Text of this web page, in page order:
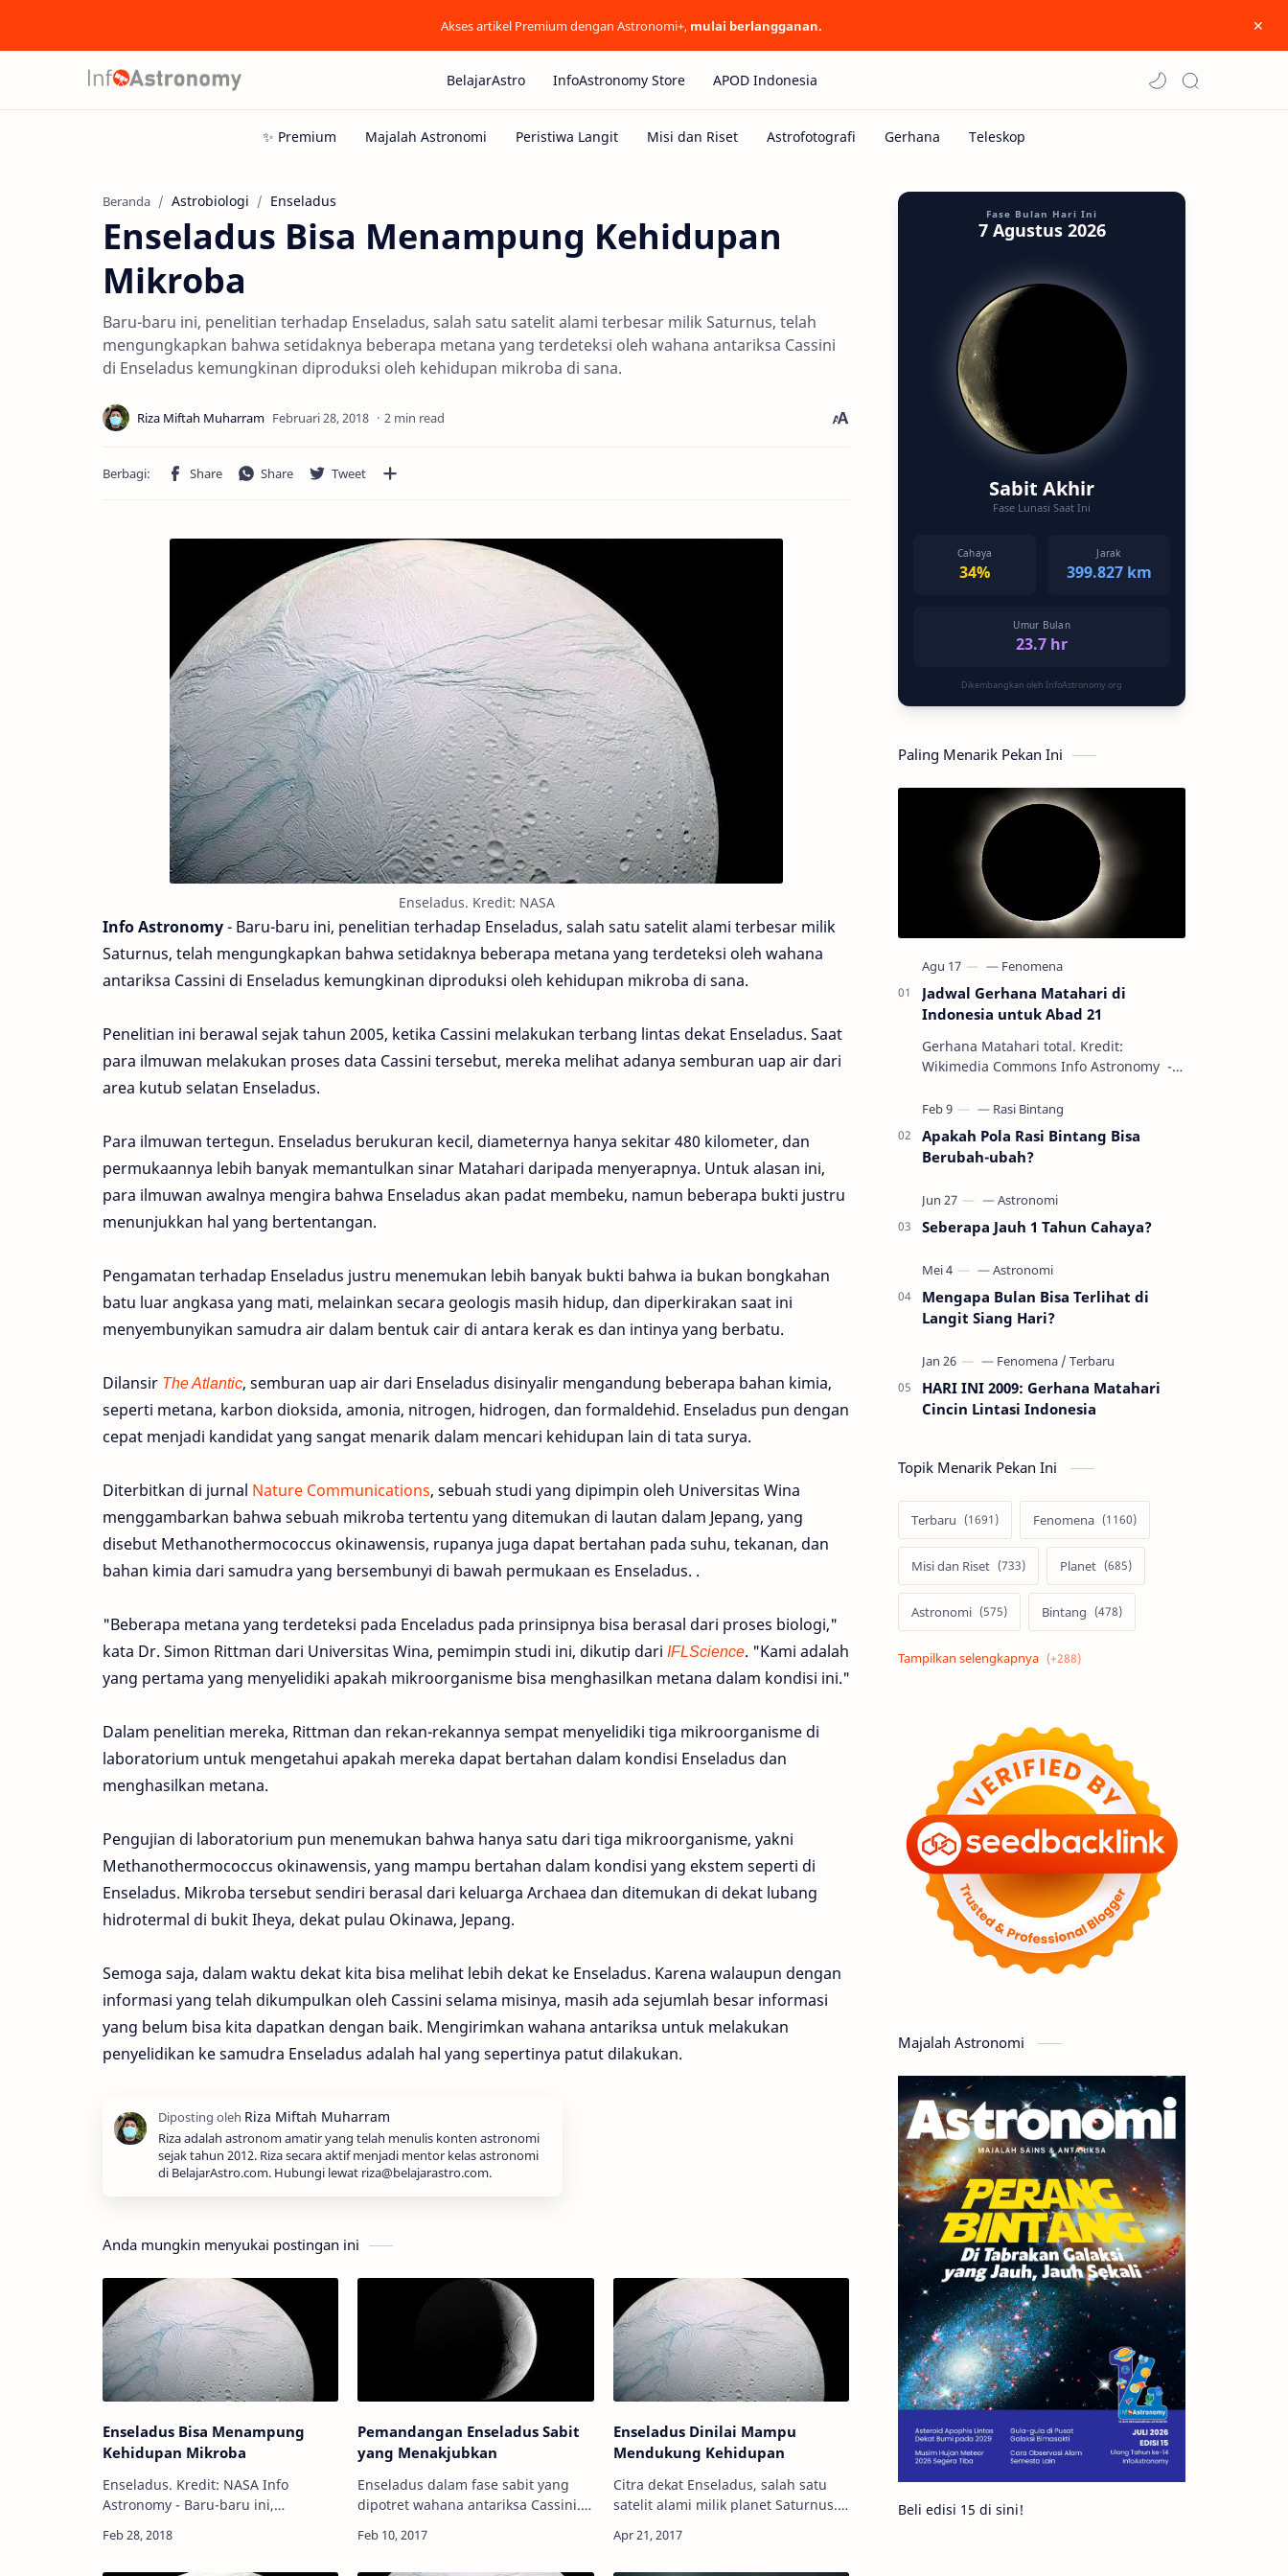
Akses artikel Premium dengan Astronomi+, mulai berlangganan.
BelajarAstro InfoAstronomy Store APOD Indonesia
Beranda Astrobiologi Enseladus
Enseladus Bisa Menampung Kehidupan
Mikroba
Baru-baru ini, penelitian terhadap Enseladus, salah satu satelit alami terbesar milik Saturnus, telah
mengungkapkan bahwa setidaknya beberapa metana yang terdeteksi oleh wahana antariksa Cassini
di Enseladus kemungkinan diproduksi oleh kehidupan mikroba di sana.
2 min read
Enseladus. Kredit: NASA
Info Astronomy- Baru-baru ini, penelitian terhadap Enseladus, salah satu satelit alami terbesar milik
Saturnus, telah mengungkapkan bahwa setidaknya beberapa metana yang terdeteksi oleh wahana
antariksa Cassini di Enseladus kemungkinan diproduksi oleh kehidupan mikroba di sana.
Penelitian ini berawal sejak tahun 2005, ketika Cassini melakukan terbang lintas dekat Enseladus. Saat
para ilmuwan melakukan proses data Cassini tersebut, mereka melihat adanya semburan uap air dari
area kutub selatan Enseladus.
Para ilmuwan tertegun. Enseladus berukuran kecil, diameternya hanya sekitar 480 kilometer, dan
permukaannya lebih banyak memantulkan sinar Matahari daripada menyerapnya. Untuk alasan ini,
para ilmuwan awalnya mengira bahwa Enseladus akan padat membeku, namun beberapa bukti justru
menunjukkan hal yang bertentangan.
Pengamatan terhadap Enseladus justru menemukan lebih banyak bukti bahwa ia bukan bongkahan
batu luar angkasa yang mati, melainkan secara geologis masih hidup, dan diperkirakan saat ini
menyembunyikan samudra air dalam bentuk cair di antara kerak es dan intinya yang berbatu.
Dilansir The Atlantic, semburan uap air dari Enseladus disinyalir mengandung beberapa bahan kimia,
seperti metana, karbon dioksida, amonia, nitrogen, hidrogen, dan formaldehid. Enseladus pun dengan
cepat menjadi kandidat yang sangat menarik dalam mencari kehidupan lain di tata surya.
Diterbitkan di jurnal Nature Communications, sebuah studi yang dipimpin oleh Universitas Wina
menggambarkan bahwa sebuah mikroba tertentu yang ditemukan di lautan dalam Jepang, yang
disebut Methanothermococcus okinawensis, rupanya juga dapat bertahan pada suhu, tekanan, dan
bahan kimia dari samudra yang bersembunyi di bawah permukaan es Enseladus. .
"Beberapa metana yang terdeteksi pada Enceladus pada prinsipnya bisa berasal dari proses biologi,"
kata Dr. Simon Rittman dari Universitas Wina, pemimpin studi ini, dikutip dari IFLScience. "Kami adalah
yang pertama yang menyelidiki apakah mikroorganisme bisa menghasilkan metana dalam kondisi ini."
Dalam penelitian mereka, Rittman dan rekan-rekannya sempat menyelidiki tiga mikroorganisme di
laboratorium untuk mengetahui apakah mereka dapat bertahan dalam kondisi Enseladus dan
menghasilkan metana.
Pengujian di laboratorium pun menemukan bahwa hanya satu dari tiga mikroorganisme, yakni
Methanothermococcus okinawensis, yang mampu bertahan dalam kondisi yang ekstem seperti di
Enseladus. Mikroba tersebut sendiri berasal dari keluarga Archaea dan ditemukan di dekat lubang
hidrotermal di bukit Iheya, dekat pulau Okinawa, Jepang.
Semoga saja, dalam waktu dekat kita bisa melihat lebih dekat ke Enseladus. Karena walaupun dengan
informasi yang telah dikumpulkan oleh Cassini selama misinya, masih ada sejumlah besar informasi
yang belum bisa kita dapatkan dengan baik. Mengirimkan wahana antariksa untuk melakukan
penyelidikan ke samudra Enseladus adalah hal yang sepertinya patut dilakukan.
Riza adalah astronom amatir yang telah menulis konten astronomi
sejak tahun 2012. Riza secara aktif menjadi mentor kelas astronomi
di BelajarAstro.com. Hubungi lewat riza@belajarastro.com.
Anda mungkin menyukai postingan ini
Enseladus Bisa Menampung
Kehidupan Mikroba
Enseladus. Kredit: NASA Info
Astronomy - Baru-baru ini,
salah satu satelit alami terbesar
Pemandangan Enseladus Sabit
yang Menakjubkan
Enseladus dalam fase sabit yang
dipotret wahana antariksa Cassini.
Astronomy - Bila di Bumi kita sering
Enseladus Dinilai Mampu
Mendukung Kehidupan
Citra dekat Enseladus, salah satu
satelit alami milik planet Saturnus.
Norden/Flickr/NASA Info
Fase Bulan Hari Ini
7 Agustus 2026
Sabit Akhir
Fase Lunasi Saat Ini
Cahaya
34%
Jarak
399.827 km
Umur Bulan
23.7 hr
Dikembangkan oleh InfoAstronomy.org
Paling Menarik Pekan Ini
Jadwal Gerhana Matahari di
Indonesia untuk Abad 21
Gerhana Matahari total. Kredit:
Wikimedia Commons Info Astronomy -
gerhana Matahari akan terjadi sebanyak
22…
Apakah Pola Rasi Bintang Bisa
Berubah-ubah?
Seberapa Jauh 1 Tahun Cahaya?
Mengapa Bulan Bisa Terlihat di
Langit Siang Hari?
HARI INI 2009: Gerhana Matahari
Cincin Lintasi Indonesia
Topik Menarik Pekan Ini
Terbaru Fenomena
Misi dan Riset Planet
Astronomi Bintang
Alam semesta Galaksi
Tata Surya
Hype Astronot
Asteroid Observasi
Premium Komet
Penelitian
Satelit
Aurora Supernova
Nebula Sponsored
Matahari Featured
Mars Planet Katai
GMT 2016 History
Hoax Bima Sakti
Meteor Gerhana
Komet ISON Jupiter
Planet Kerdil Bumi
Pengetahuan Berita
Majalah Astronomi
Beli edisi 15 di sini!